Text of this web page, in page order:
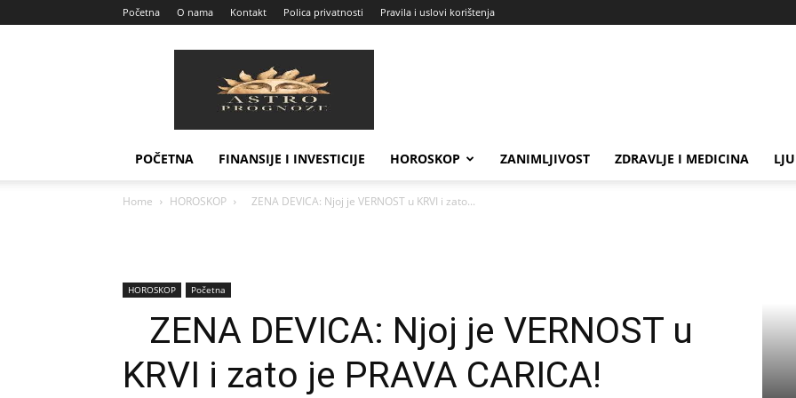
Početna O nama Kontakt Polica privatnosti Pravila i uslovi korištenja
Prognoze
POČETNA FINANSIJE I INVESTICIJE HOROSKOP ZANIMLJIVOST ZDRAVLJE I MEDICINA
Home HOROSKOP ZENA DEVICA: Njoj je VERNOST u KRVI i zato...
HOROSKOP Početna
ZENA DEVICA: Njoj je VERNOST u
KRVI i zato je PRAVA CARICA!